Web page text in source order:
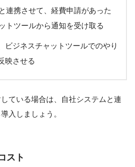
連携させて、経費申請があった
トツールから通知を受け取る
ビジネスチャットツールでのやり
映させる
ている場合は、自社システムと連
入しましょう。
スト